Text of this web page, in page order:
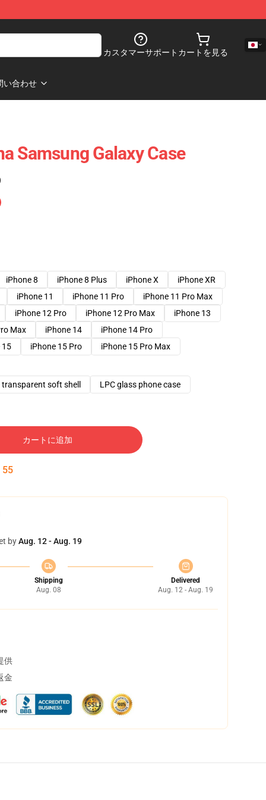
カスタマーサポート カートを見る
い合わせ
Samsung Galaxy Case
iPhone 8 iPhone 8 Plus iPhone X
iPhone XR
iPhone 11 iPhone 11 Pro
iPhone 11 Pro Max
iPhone 12 Pro iPhone 12 Pro Max
iPhone 13
Max iPhone 14
iPhone 14 Pro
15 iPhone 15 Pro
iPhone 15 Pro Max
transparent soft shell LPC glass phone case
カートに追加
54
byAug. 12 - Aug. 19
Shipping
Aug. 08
Delivered
Aug. 12 - Aug. 19
供
金